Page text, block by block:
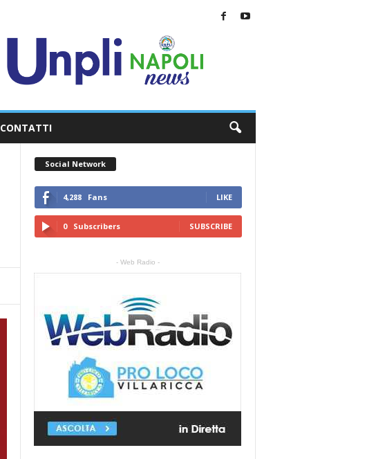
CONTATTI
Social Network
4,288 Fans LIKE
0 Subscribers SUBSCRIBE
- Web Radio -